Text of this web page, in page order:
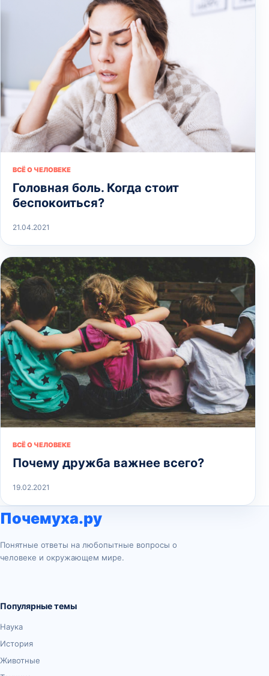
ВСЁ О ЧЕЛОВЕКЕ
Головная боль. Когда стоит
беспокоиться?
21.04.2021
ВСЁ О ЧЕЛОВЕКЕ
Почему дружба важнее всего?
19.02.2021
Почемуха.ру
Понятные ответы на любопытные вопросы о
человеке и окружающем мире.
Популярные темы
Наука
История
Животные